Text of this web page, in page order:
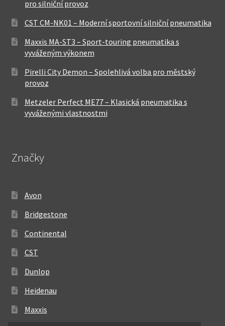
pro silniční provoz
CST CM-NK01 – Moderní sportovní silniční pneumatika
Maxxis MA-ST3 – Sport-touring pneumatika s
vyváženým výkonem
Pirelli City Demon – Spolehlivá volba pro městský
provoz
Metzeler Perfect ME77 – Klasická pneumatika s
vyváženými vlastnostmi
Značky
Avon
Bridgestone
Continental
CST
Dunlop
Heidenau
Maxxis